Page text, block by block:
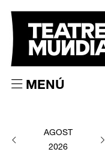
MENÚ
AGOST
2026